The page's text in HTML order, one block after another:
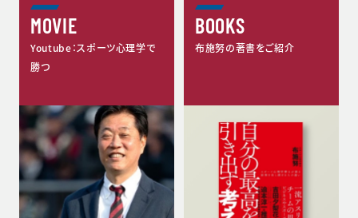
MOVIE
Youtube：スポーツ心理学で
勝つ
BOOKS
布施努の著書をご紹介